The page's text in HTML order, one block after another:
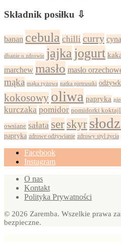
Składnik posiłku ⇩
banan cebula chilli curry
dbanie o zdrowie jajka jogurt
marchew masło masło
mąka mąka ryżowa natka pietruszki
kokosowy oliwa papryka
kurczaka pomidor pomidorki
owsiane sałata ser skyr
papryka zdrowe odżywianie zdrowy styl życia
Facebook
Instagram
O nas
Kontakt
Polityka Prywatności
© 2026 Zaremba. Wszelkie prawa
bezpieczne.